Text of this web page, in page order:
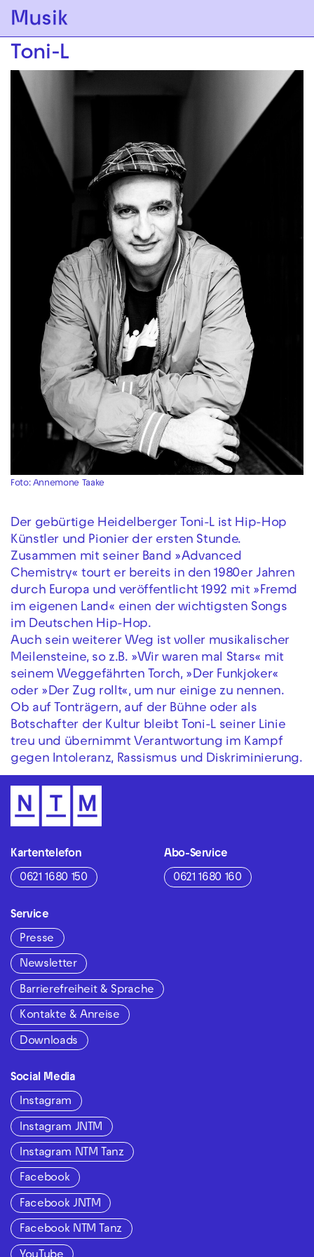
Zur Hauptnavigation springen
Zum Hauptinhalt springen
Musik
Toni-L
Foto: Annemone Taake
Der gebürtige Heidelberger Toni-L ist Hip-Hop
Künstler und Pionier der ersten Stunde.
Zusammen mit seiner Band »Advanced
Chemistry« tourt er bereits in den 1980er Jahren
durch Europa und veröffentlicht 1992 mit »Fremd
im eigenen Land« einen der wichtigsten Songs
im Deutschen Hip-Hop.
Auch sein weiterer Weg ist voller musikalischer
Meilensteine, so z.B. »Wir waren mal Stars« mit
seinem Weggefährten Torch, »Der Funkjoker«
oder »Der Zug rollt«, um nur einige zu nennen.
Ob auf Tonträgern, auf der Bühne oder als
Botschafter der Kultur bleibt Toni-L seiner Linie
treu und übernimmt Verantwortung im Kampf
gegen Intoleranz, Rassismus und Diskriminierung.
Kartentelefon
0621 1680 150
Abo-Service
0621 1680 160
Service
Presse
Newsletter
Barrierefreiheit & Sprache
Kontakte & Anreise
Downloads
Social Media
Instagram
Instagram JNTM
Instagram NTM Tanz
Facebook
Facebook JNTM
Facebook NTM Tanz